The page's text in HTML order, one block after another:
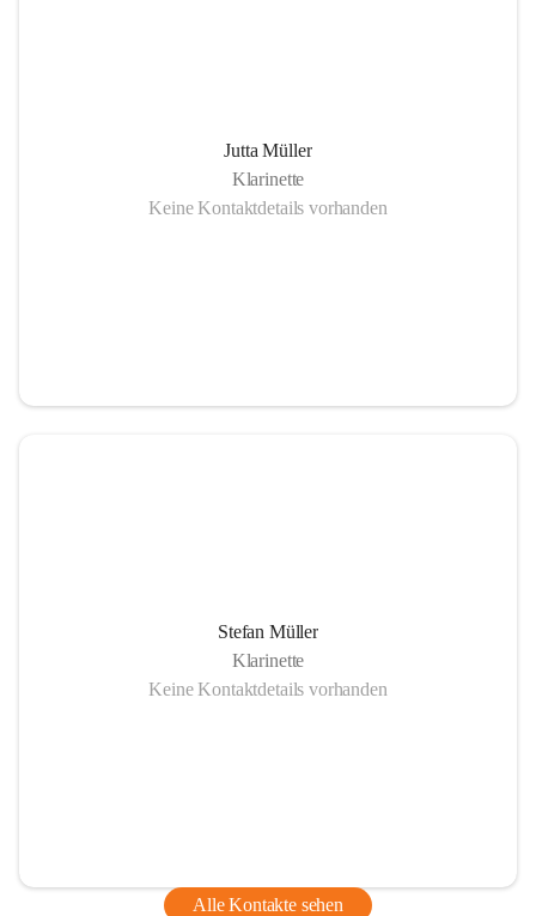
Jutta Müller
Klarinette
Keine Kontaktdetails vorhanden
Stefan Müller
Klarinette
Keine Kontaktdetails vorhanden
Alle Kontakte sehen